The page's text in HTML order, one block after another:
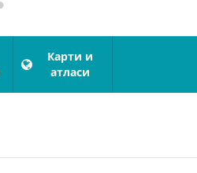
Карти и
атласи